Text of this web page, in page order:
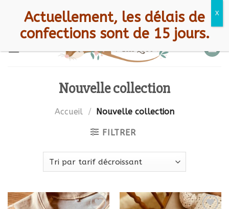
content
Contact
FAQ
Nouvelle collection
Accueil / Nouvelle collection
FILTRER
Actuellement, les délais de
confections sont de 15 jours.